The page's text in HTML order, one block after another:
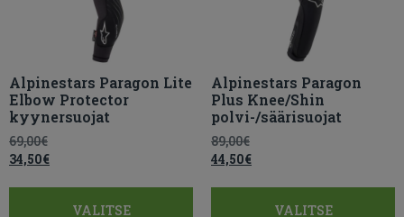
Alpinestars Paragon Lite
Elbow Protector
kyynersuojat
69,00€
34,50€
VALITSE
Alpinestars Paragon
Plus Knee/Shin
polvi-/säärisuojat
89,00€
44,50€
VALITSE